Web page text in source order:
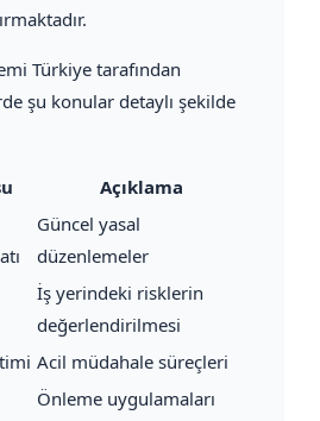
Türkiye tarafından
şu konular detaylı şekilde
Açıklama
Güncel yasal
düzenlemeler
İş yerindeki risklerin
değerlendirilmesi
Acil müdahale süreçleri
Önleme uygulamaları